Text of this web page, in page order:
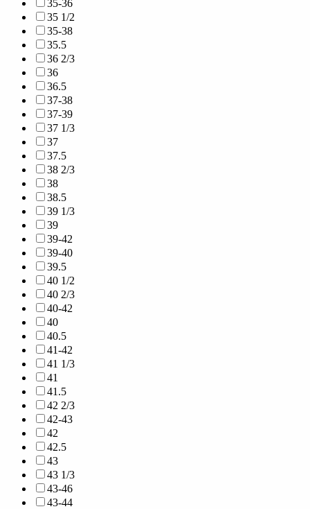
35-36
35 1/2
35-38
35.5
36 2/3
36
36.5
37-38
37-39
37 1/3
37
37.5
38 2/3
38
38.5
39 1/3
39
39-42
39-40
39.5
40 1/2
40 2/3
40-42
40
40.5
41-42
41 1/3
41
41.5
42 2/3
42-43
42
42.5
43
43 1/3
43-46
43-44